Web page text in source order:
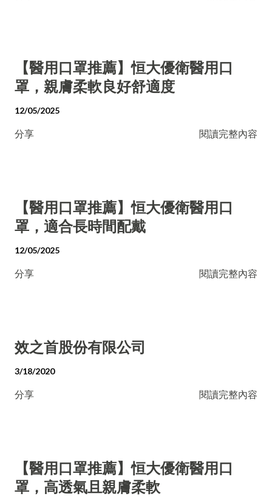
【醫用口罩推薦】恒大優衛醫用口
罩，親膚柔軟良好舒適度
12/05/2025
分享 閱讀完整內容
【醫用口罩推薦】恒大優衛醫用口
罩，適合長時間配戴
12/05/2025
分享 閱讀完整內容
效之首股份有限公司
3/18/2020
分享 閱讀完整內容
【醫用口罩推薦】恒大優衛醫用口
罩，高透氣且親膚柔軟